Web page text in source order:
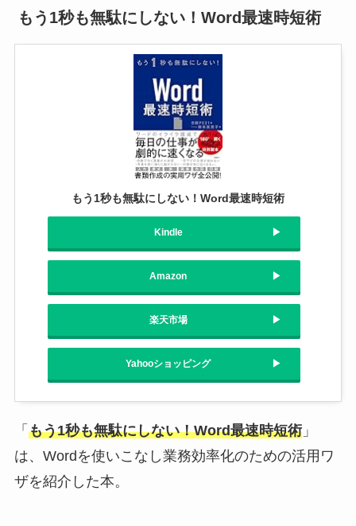
もう1秒も無駄にしない！Word最速時短術
もう1秒も無駄にしない！Word最速時短術
Kindle
Amazon
楽天市場
Yahooショッピング
「 もう1秒も無駄にしない！Word最速時短術」
は、Wordを使いこなし業務効率化のための活用ワ
ザを紹介した本。